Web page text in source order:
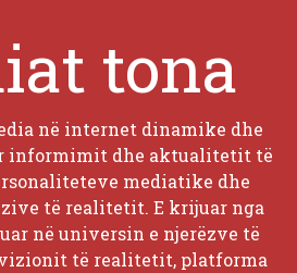
tona
në internet dinamike dhe
informimit dhe aktualitetit të
mediatike dhe
të realitetit. E krijuar nga
në universin e njerëzve të
të realitetit, platforma